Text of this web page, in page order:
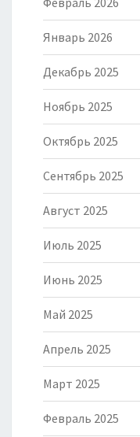
Январь 2026
Декабрь 2025
Ноябрь 2025
Октябрь 2025
Сентябрь 2025
Август 2025
Июль 2025
Июнь 2025
Май 2025
Апрель 2025
Март 2025
Февраль 2025